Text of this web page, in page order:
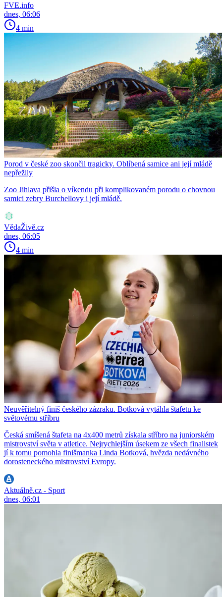
FVE.info
dnes, 06:06
4 min
Porod v české zoo skončil tragicky. Oblíbená samice ani její mládě
nepřežily
Zoo Jihlava přišla o víkendu při komplikovaném porodu o chovnou
samici zebry Burchellovy i její mládě.
VědaŽivě.cz
dnes, 06:05
4 min
Neuvěřitelný finiš českého zázraku. Botková vytáhla štafetu ke
světovému stříbru
Česká smíšená štafeta na 4x400 metrů získala stříbro na juniorském
mistrovství světa v atletice. Nejrychlejším úsekem ze všech finalistek
jí k tomu pomohla finišmanka Linda Botková, hvězda nedávného
dorosteneckého mistrovství Evropy.
Aktuálně.cz - Sport
dnes, 06:01